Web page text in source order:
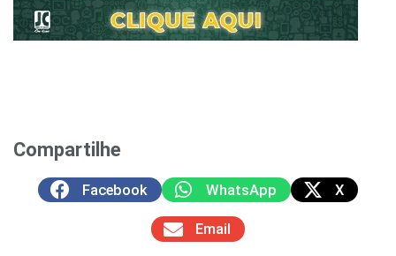
Compartilhe
Facebook WhatsApp X
Email